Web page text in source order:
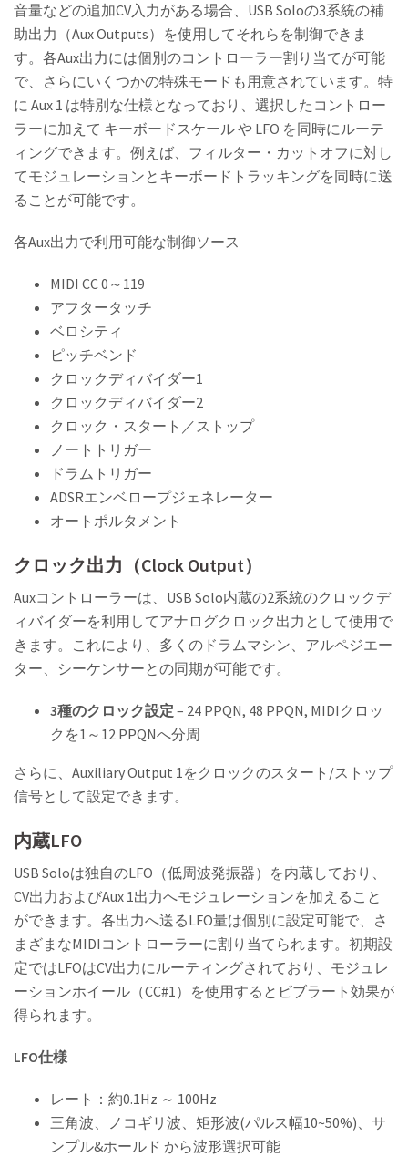
音量などの追加CV入力がある場合、USB Soloの3系統の補
助出力（Aux Outputs）を使用してそれらを制御できま
す。各Aux出力には個別のコントローラー割り当てが可能
で、さらにいくつかの特殊モードも用意されています。特
に Aux 1 は特別な仕様となっており、選択したコントロー
ラーに加えて キーボードスケール や LFO を同時にルーテ
ィングできます。例えば、フィルター・カットオフに対し
てモジュレーションとキーボードトラッキングを同時に送
ることが可能です。
各Aux出力で利用可能な制御ソース
MIDI CC 0～119
アフタータッチ
ベロシティ
ピッチベンド
クロックディバイダー1
クロックディバイダー2
クロック・スタート／ストップ
ノートトリガー
ドラムトリガー
ADSRエンベロープジェネレーター
オートポルタメント
クロック出力（Clock Output）
Auxコントローラーは、USB Solo内蔵の2系統のクロックデ
ィバイダーを利用してアナログクロック出力として使用で
きます。これにより、多くのドラムマシン、アルペジエー
ター、シーケンサーとの同期が可能です。
3種のクロック設定 – 24 PPQN, 48 PPQN, MIDIクロッ
クを1～12 PPQNへ分周
さらに、Auxiliary Output 1をクロックのスタート/ストップ
信号として設定できます。
内蔵LFO
USB Soloは独自のLFO（低周波発振器）を内蔵しており、
CV出力およびAux 1出力へモジュレーションを加えること
ができます。各出力へ送るLFO量は個別に設定可能で、さ
まざまなMIDIコントローラーに割り当てられます。初期設
定ではLFOはCV出力にルーティングされており、モジュレ
ーションホイール（CC#1）を使用するとビブラート効果が
得られます。
LFO仕様
レート：約0.1Hz ～ 100Hz
三角波、ノコギリ波、矩形波(パルス幅10~50%)、サ
ンプル&ホールド から波形選択可能